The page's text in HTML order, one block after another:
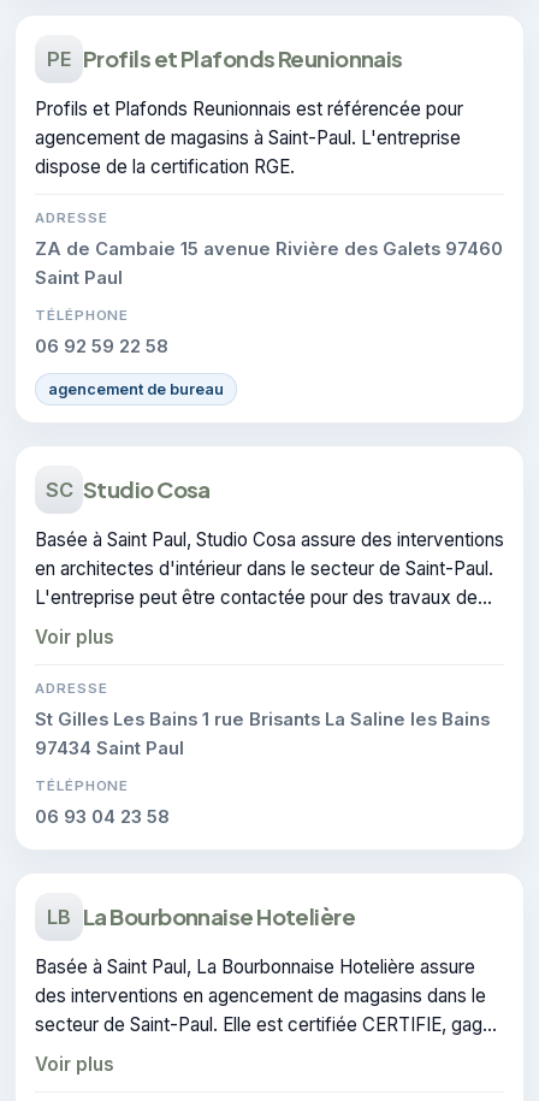
PE Profils et Plafonds Reunionnais
Profils et Plafonds Reunionnais est référencée pour
agencement de magasins à Saint-Paul. L'entreprise
dispose de la certification RGE.
ADRESSE
ZA de Cambaie 15 avenue Rivière des Galets 97460
Saint Paul
TÉLÉPHONE
06 92 59 22 58
agencement de bureau
SC Studio Cosa
Basée à Saint Paul, Studio Cosa assure des interventions
en architectes d'intérieur dans le secteur de Saint-Paul.
L'entreprise peut être contactée pour des travaux de
architecture d'intérieur.
Voir plus
ADRESSE
St Gilles Les Bains 1 rue Brisants La Saline les Bains
97434 Saint Paul
TÉLÉPHONE
06 93 04 23 58
LB La Bourbonnaise Hotelière
Basée à Saint Paul, La Bourbonnaise Hotelière assure
des interventions en agencement de magasins dans le
secteur de Saint-Paul. Elle est certifiée CERTIFIE, gage
de conformité sur les interventions réalisées.
Voir plus